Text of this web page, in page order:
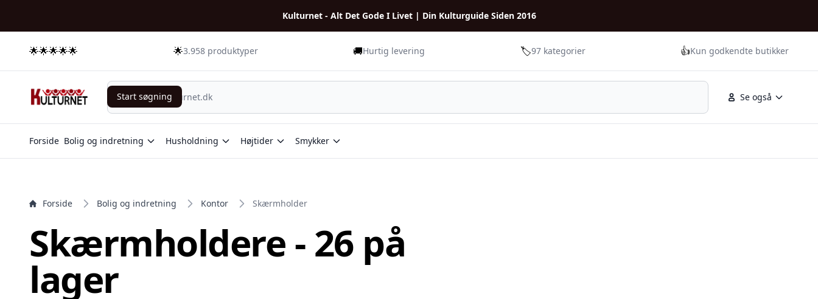
Kulturnet - Alt Det Gode I Livet | Din Kulturguide Siden 2016
🌟🌟🌟🌟🌟 🌟3.958 produktyper 🚚Hurtig levering 🏷️97 kategorier 👍Kun godkendte butikker
Se også
Start søgning
Start søgning
Forside Bolig og indretning Husholdning Højtider Smykker
Forside Bolig og indretning Kontor Skærmholder
Skærmholdere - 26 på
lager